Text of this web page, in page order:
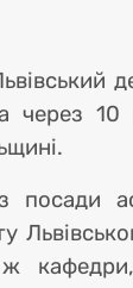
через
посади